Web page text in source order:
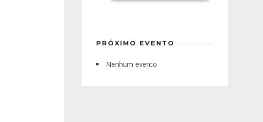
PRÓXIMO EVENTO
Nenhum evento